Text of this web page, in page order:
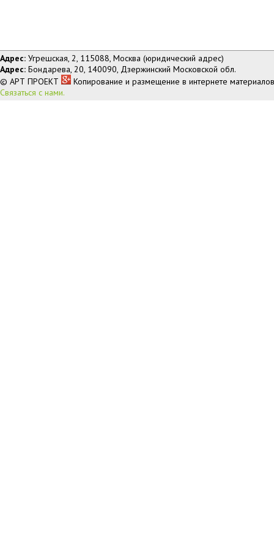
Адрес: Угрешская, 2, 115088, Москва (юридический адрес)
Адрес: Бондарева, 20, 140090, Дзержинский Московской обл.
© АРТ ПРОЕКТ
Копирование и размещение в интернете
Связаться с нами.